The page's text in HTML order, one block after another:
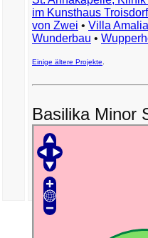
im Kunsthaus Troisdorf
von Zwei • Villa Amalia
Wunderbau •
Einige ältere Projekte
Basilika Minor